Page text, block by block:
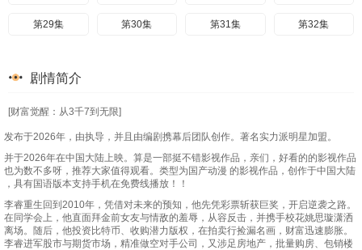
第29集 第30集 第31集 第32集
第37集
第41集
第49集 第50集 第51集 第52集
第53集 第54集 第55集 第56集
第57集 第58集 第59集 第60集
剧情简介
[财富觉醒：从3千7到无限]
发布于2026年，由执导，并且由编剧携幕后团队创作。著名实力派明星加盟。
并于2026年在中国大陆上映。算是一部挺不错影视作品，亲们，好看的的影视作品
也为数不多呀，推荐大家值得观看。类型为国产动漫 的影视作品，创作于中国大陆
，具有国语版本支持手机在免费线播放！！
李睿重生回到2010年，凭借对未来的预知，他先凭彩票斩获巨奖，开启逆袭之路。
在同学会上，他直面拜金前女友与情敌的羞辱，从容反击，并携手校花姚思璇潇洒
离场。随后，他投资比特币、收购潜力版权，在拍卖行捡漏名画，财富迅速膨胀。
李睿进军股市与期货市场，精准做空对手公司，又涉足房地产，批量购房、包销楼